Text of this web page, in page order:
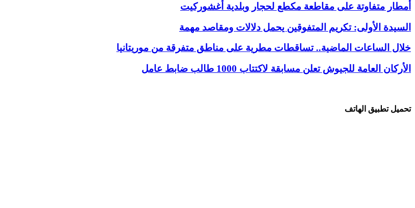
أمطار متفاوتة على مقاطعة مكطع لحجار وبلدية أغشوركيت
السيدة الأولى: تكريم المتفوقين يحمل دلالات ومقاصد مهمة
خلال الساعات الماضية.. تساقطات مطرية على مناطق متفرقة من موريتانيا
الأركان العامة للجيوش تعلن مسابقة لاكتتاب 1000 طالب ضابط عامل
تحميل تطبيق الهاتف